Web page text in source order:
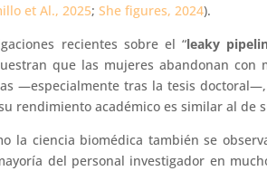
et Al., 2025;She figures, 2024).
recientes sobre el “leaky
que las mujeres abandonan con
—especialmente tras la tesis
rendimiento académico es similar al de
la ciencia biomédica también se
del personal investigador en